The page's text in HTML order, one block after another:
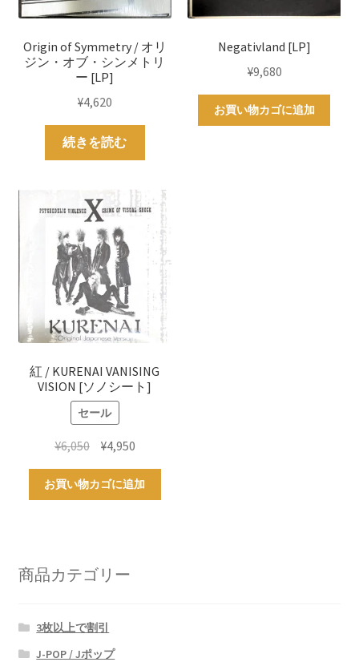
Origin of Symmetry / オリ
ジン・オブ・シンメトリ
ー [LP]
¥4,620
続きを読む
Negativland [LP]
¥9,680
お買い物カゴに追加
紅 / KURENAI VANISING
VISION [ソノシート]
セール
¥6,050 元
価
格
で
し
¥4,950現
の
価
お買い物カゴに追加
商品カテゴリー
3枚以上で割引
J-POP / Jポップ